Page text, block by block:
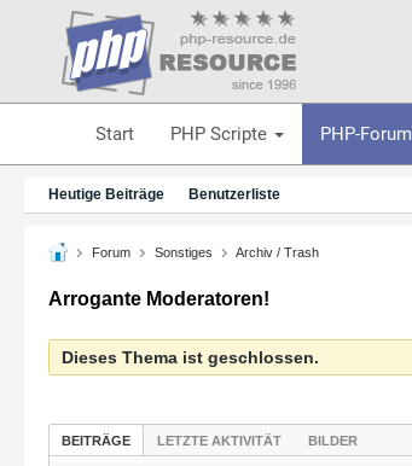
Start PHP Scripte PHP-Forum
Heutige Beiträge Benutzerliste
Forum Sonstiges Archiv / Trash
Arrogante Moderatoren!
Dieses Thema ist geschlossen.
BEITRÄGE LETZTE AKTIVITÄT BILDER